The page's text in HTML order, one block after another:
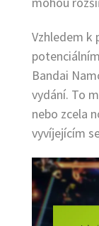
Vzhledem k
Bandai
vydání. To
nebo zcela
vyvíjejícím